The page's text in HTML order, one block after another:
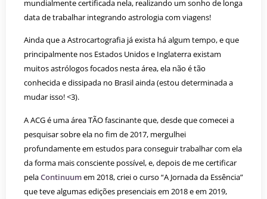
mundialmente certificada nela, realizando um sonho de longa
data de trabalhar integrando astrologia com viagens!
Ainda que a Astrocartografia já exista há algum tempo, e que
principalmente nos Estados Unidos e Inglaterra existam
muitos astrólogos focados nesta área, ela não é tão
conhecida e dissipada no Brasil ainda (estou determinada a
mudar isso! <3).
A ACG é uma área TÃO fascinante que, desde que comecei a
pesquisar sobre ela no fim de 2017, mergulhei
profundamente em estudos para conseguir trabalhar com ela
da forma mais consciente possível, e, depois de me certificar
pelaContinuumem 2018, criei o curso “A Jornada da Essência”
que teve algumas edições presenciais em 2018 e em 2019,